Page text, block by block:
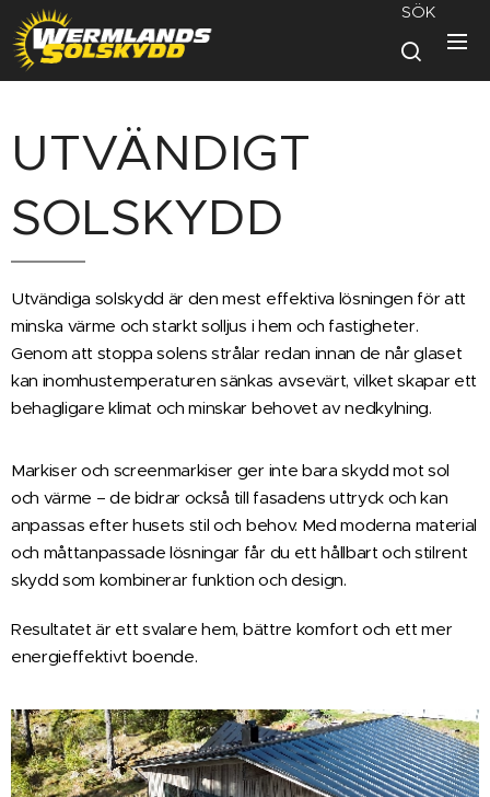
SÖK
UTVÄNDIGT
SOLSKYDD
Utvändiga solskydd är den mest effektiva lösningen för att
minska värme och starkt solljus i hem och fastigheter.
Genom att stoppa solens strålar redan innan de når glaset
kan inomhustemperaturen sänkas avsevärt, vilket skapar ett
behagligare klimat och minskar behovet av nedkylning.
Markiser och screenmarkiser ger inte bara skydd mot sol
och värme – de bidrar också till fasadens uttryck och kan
anpassas efter husets stil och behov. Med moderna material
och måttanpassade lösningar får du ett hållbart och stilrent
skydd som kombinerar funktion och design.
Resultatet är ett svalare hem, bättre komfort och ett mer
energieffektivt boende.